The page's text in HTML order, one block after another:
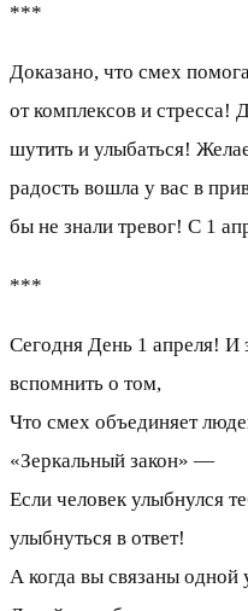
***
Доказано, что смех
от комплексов и стресса!
шутить и улыбаться!
радость вошла у вас в
бы не знали тревог! С 1
***
Сегодня День 1 апреля! И
вспомнить о том,
Что смех объединяет
«Зеркальный закон» —
Если человек улыбнулся
улыбнуться в ответ!
А когда вы связаны одной